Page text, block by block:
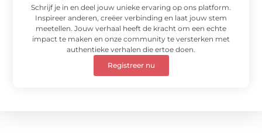
Schrijf je in en deel jouw unieke ervaring op ons platform.
Inspireer anderen, creëer verbinding en laat jouw stem
meetellen. Jouw verhaal heeft de kracht om een echte
impact te maken en onze community te versterken met
authentieke verhalen die ertoe doen.
Registreer nu